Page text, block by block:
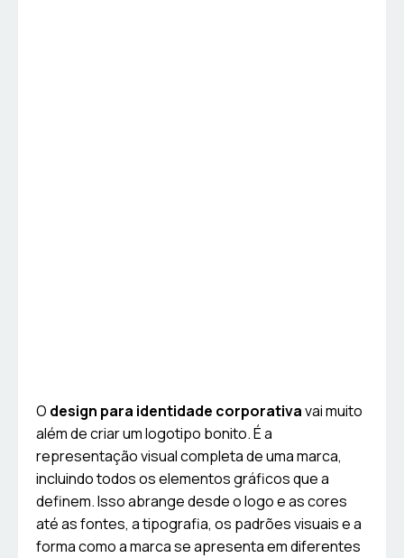
O design para identidade corporativavai muito
além de criar um logotipo bonito. É a
representação visual completa de uma marca,
incluindo todos os elementos gráficos que a
definem. Isso abrange desde o logo e as cores
até as fontes, a tipografia, os padrões visuais e a
forma como a marca se apresenta em diferentes